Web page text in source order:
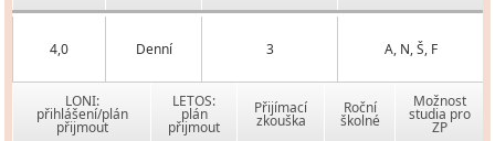
4,0 Denní 3 A, N, Š, F
LONI:
přihlášení/plán
přijmout
LETOS:
plán
přijmout
Přijímací
zkouška
Roční
školné
Možnost
studia pro
ZP